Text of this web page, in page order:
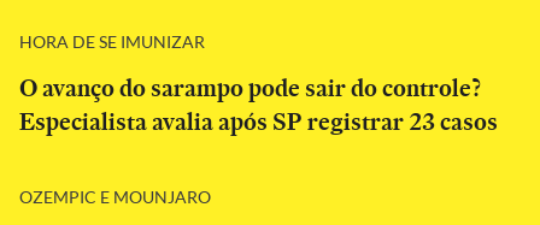
HORA DE SE IMUNIZAR
O avanço do sarampo pode sair do controle?
Especialista avalia após SP registrar 23 casos
OZEMPIC E MOUNJARO